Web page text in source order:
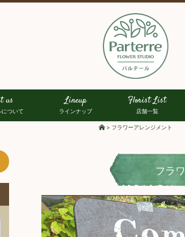
us
ついて
Lineup
ラインナップ
Florist List
店舗一覧
> フラワーアレンジメント
フラ